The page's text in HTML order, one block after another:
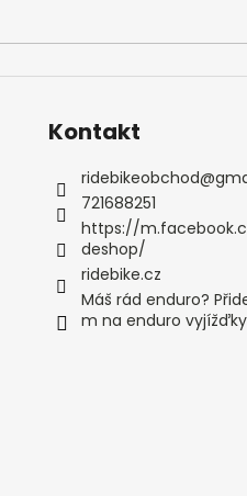
Kontakt
ridebikeobchod@
721688251
https://
deshop/
ridebike.cz
Máš rád enduro?
m na enduro